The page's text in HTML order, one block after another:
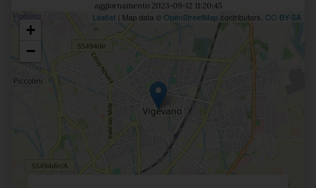
aggiornamento 2023-09-12 11:20:45
Posizione
+
−
Leaflet | Map data © OpenStreetMapcontributors, CC-BY-SA